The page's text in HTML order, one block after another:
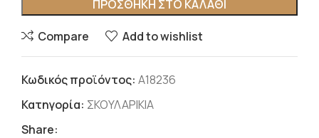
ΠΡΟΣΘΉΚΗ ΣΤΟ ΚΑΛΆΘΙ
Compare Add to wishlist
Κωδικός προϊόντος: Α18236
Κατηγορία: ΣΚΟΥΛΑΡΙΚΙΑ
Share: